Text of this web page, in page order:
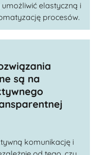
elastyczną i
procesów.
są na
komunikację i